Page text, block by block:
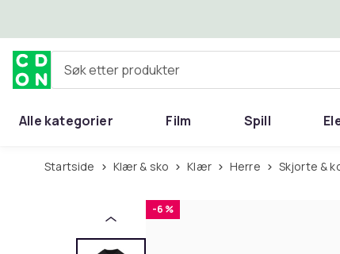
Søk etter produkter
Alle kategorier Film Spill
Startside Klær & sko Klær Herre Skjorte &
-6 %